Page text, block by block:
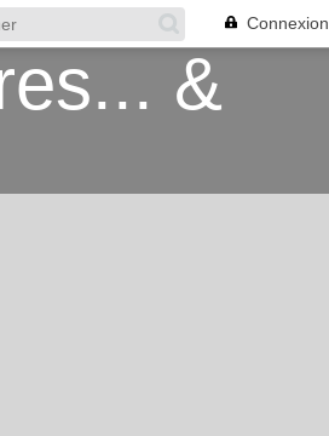
Connexion